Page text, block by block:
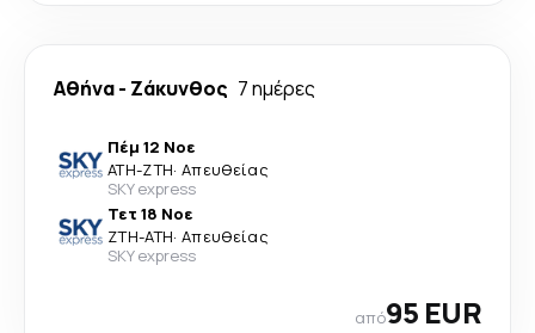
Αθήνα- Ζάκυνθος 7 ημέρες
Πέμ 12 Νοε
ATH-ZTH· Απευθείας
SKY express
Τετ 18 Νοε
ZTH-ATH· Απευθείας
SKY express
από95 EUR